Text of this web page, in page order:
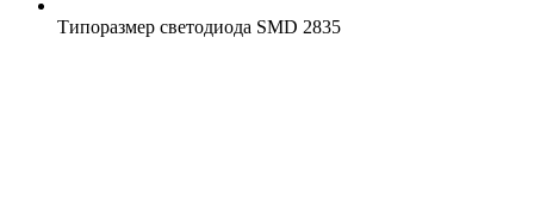
Типоразмер светодиода SMD 2835